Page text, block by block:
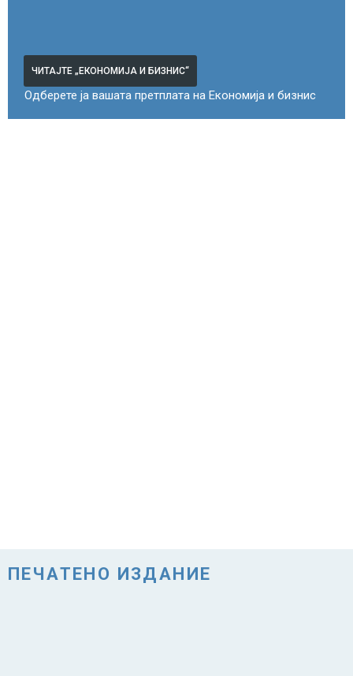
ЧИТАЈТЕ „ЕКОНОМИЈА И БИЗНИС“
Одберете ја вашата претплата на Економија и бизнис
ПЕЧАТЕНО ИЗДАНИЕ